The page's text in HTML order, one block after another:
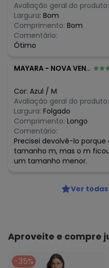
Histórico de preços
O preço apresentado
algum dia do mês, para o
agosto/2026
maio/2026
março/2026
fevereiro/2026
Avaliação geral do produto:
Largura: Bom
Comprimento: Bom
Comentário:
Ótimo
MAYARA - NOVA VENECIA - ES
Cor: Azul / M
Avaliação geral do produto:
Largura: Folgado
Comprimento: Longo
Comentário:
Precisei devolvê-lo porque
tamanho m, mas o m
um tamanho menor.
Ver
Aproveite e compre
-35%